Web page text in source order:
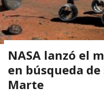
NASA lanzó el
en búsqueda
Marte